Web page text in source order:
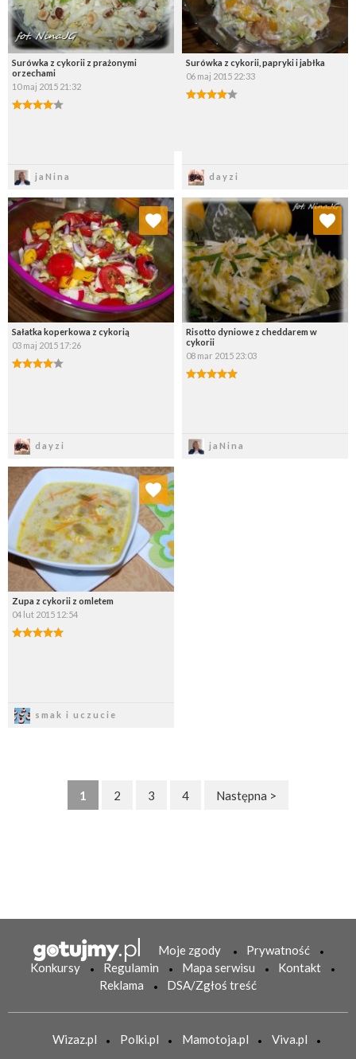
Surówka z cykorii z prażonymi
orzechami
10 maj 2015 21:32
jaNina
Surówka z cykorii, papryki i jabłka
06 maj 2015 22:33
dayzi
Sałatka koperkowa z cykorią
03 maj 2015 17:26
dayzi
Dodaj do ulubionych
Wybierz listę:
Risotto dyniowe z cheddarem w
cykorii
08 mar 2015 23:03
jaNina
Dodaj do ulubionych
Wybierz listę:
Zupa z cykorii z omletem
04 lut 2015 12:54
smak i uczucie
Dodaj do ulubionych
Wybierz listę:
1 2 3 4 Następna >
Moje zgody
Prywatność
Konkursy
Regulamin Mapa serwisu
Kontakt
Reklama
DSA/Zgłoś treść
Wizaz.pl Polki.pl Mamotoja.pl
Viva.pl